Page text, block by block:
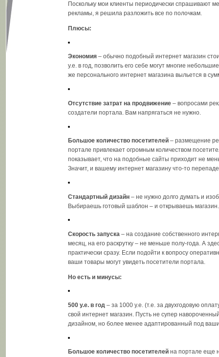
Поскольку мои клиенты периодически спрашивают
рекламы, я решила разложить все по полочкам.
Плюсы:
Экономия – обычно подобный интернет магазин
y.e. в год, позволить его себе могут многие
же персонального интернет магазина выльется в
Отсутствие затрат на продвижение – вопросами
создатели портала. Вам напрягаться не нужно.
Большое количество посетителей – размещение
портале привлекает огромным количеством
показывает, что на подобные сайты приходит не
Значит, и вашему интернет магазину что-то
Стандартный дизайн – не нужно долго думать и
Выбираешь готовый шаблон – и открываешь магазин.
Скорость запуска – на создание собственного
месяц, на его раскрутку – не меньше полу-года. А
практически сразу. Если подойти к вопросу
ваши товары могут увидеть посетители портала.
Но есть и минусы:
500 y.e. в год – за 1000 y.e. (т.е. за двухгодовую
свой интернет магазин. Пусть не супер
дизайном, но более менее адаптированный под
Большое количество посетителей на портале еще